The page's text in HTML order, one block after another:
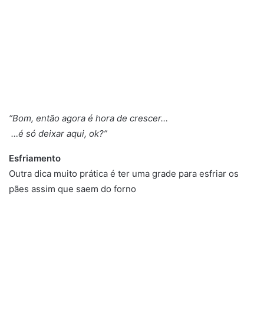
“Bom, então agora é hora de crescer…
…é só deixar aqui, ok?”
Esfriamento
Outra dica muito prática é ter uma grade para esfriar os
pães assim que saem do forno